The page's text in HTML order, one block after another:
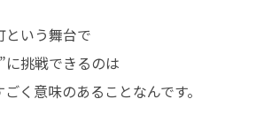
という舞台で
に挑戦できるのは
く意味のあることなんです。